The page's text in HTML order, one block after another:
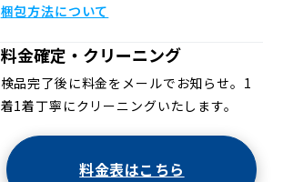
梱包方法について
料金確定・クリーニング
検品完了後に料金をメールでお知らせ。1
着1着丁寧にクリーニングいたします。
料金表はこちら